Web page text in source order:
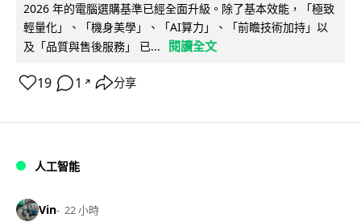
2026 年的電腦選購基準已經全面升級。除了基本效能，「極致
輕量化」、「機身美學」、「AI算力」、「前瞻技術加持」以
及「品質與售後服務」 已...
閱讀全文
19 1 ↗ 分享
人工智能
Vin 22 小時